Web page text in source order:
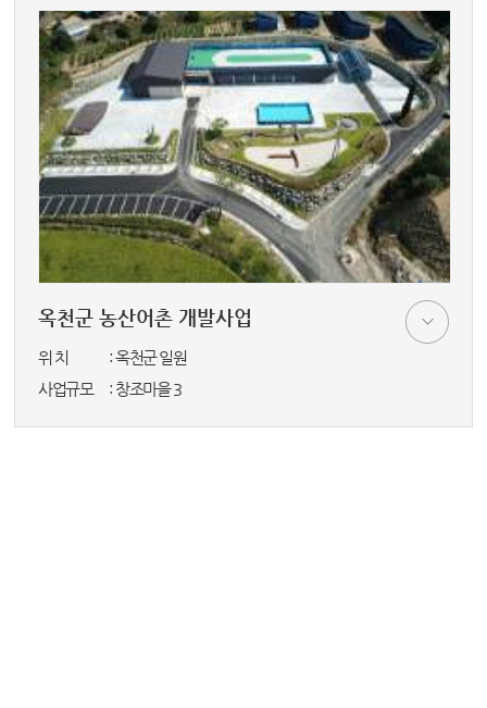
옥천군 농산어촌 개발사업
위 치
: 옥천군 일원
사업규모
: 창조마을 3